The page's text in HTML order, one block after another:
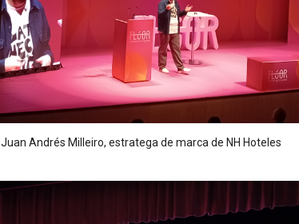
Juan Andrés Milleiro, estratega de marca de NH Hoteles